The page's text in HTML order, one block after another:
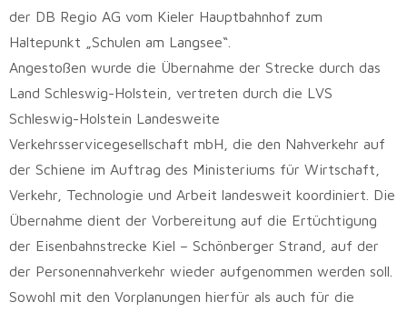
der DB Regio AG vom Kieler Hauptbahnhof zum
Haltepunkt „Schulen am Langsee“.
Angestoßen wurde die Übernahme der Strecke durch das
Land Schleswig-Holstein, vertreten durch die LVS
Schleswig-Holstein Landesweite
Verkehrsservicegesellschaft mbH, die den Nahverkehr auf
der Schiene im Auftrag des Ministeriums für Wirtschaft,
Verkehr, Technologie und Arbeit landesweit koordiniert. Die
Übernahme dient der Vorbereitung auf die Ertüchtigung
der Eisenbahnstrecke Kiel – Schönberger Strand, auf der
der Personennahverkehr wieder aufgenommen werden soll.
Sowohl mit den Vorplanungen hierfür als auch für die